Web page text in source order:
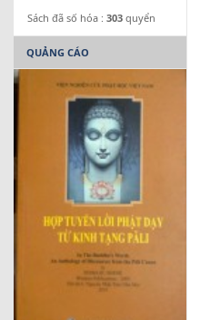
Sách đã số hóa : 303 quyển
QUẢNG CÁO